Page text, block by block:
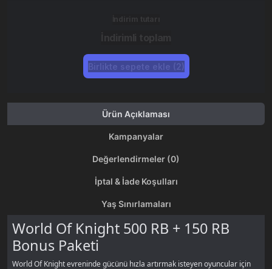
Ürün Açıklaması
Kampanyalar
Değerlendirmeler (0)
İptal & İade Koşulları
Yaş Sınırlamaları
World Of Knight 500 RB + 150 RB
Bonus Paketi
World Of Knight evreninde gücünü hızla artırmak isteyen oyuncular için